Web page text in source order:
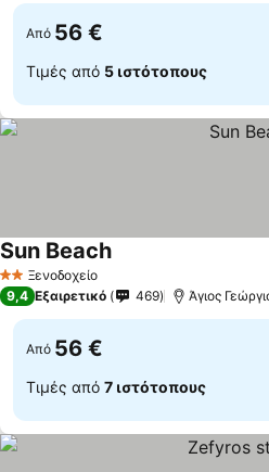
Από 56 €
Τιμές από 5 ιστότοπους
2 ΑστέριαΞενοδοχείο
Sun Beach
9,4 Εξαιρετικό 469 Άγιος
Από 56 €
Τιμές από 7 ιστότοπους